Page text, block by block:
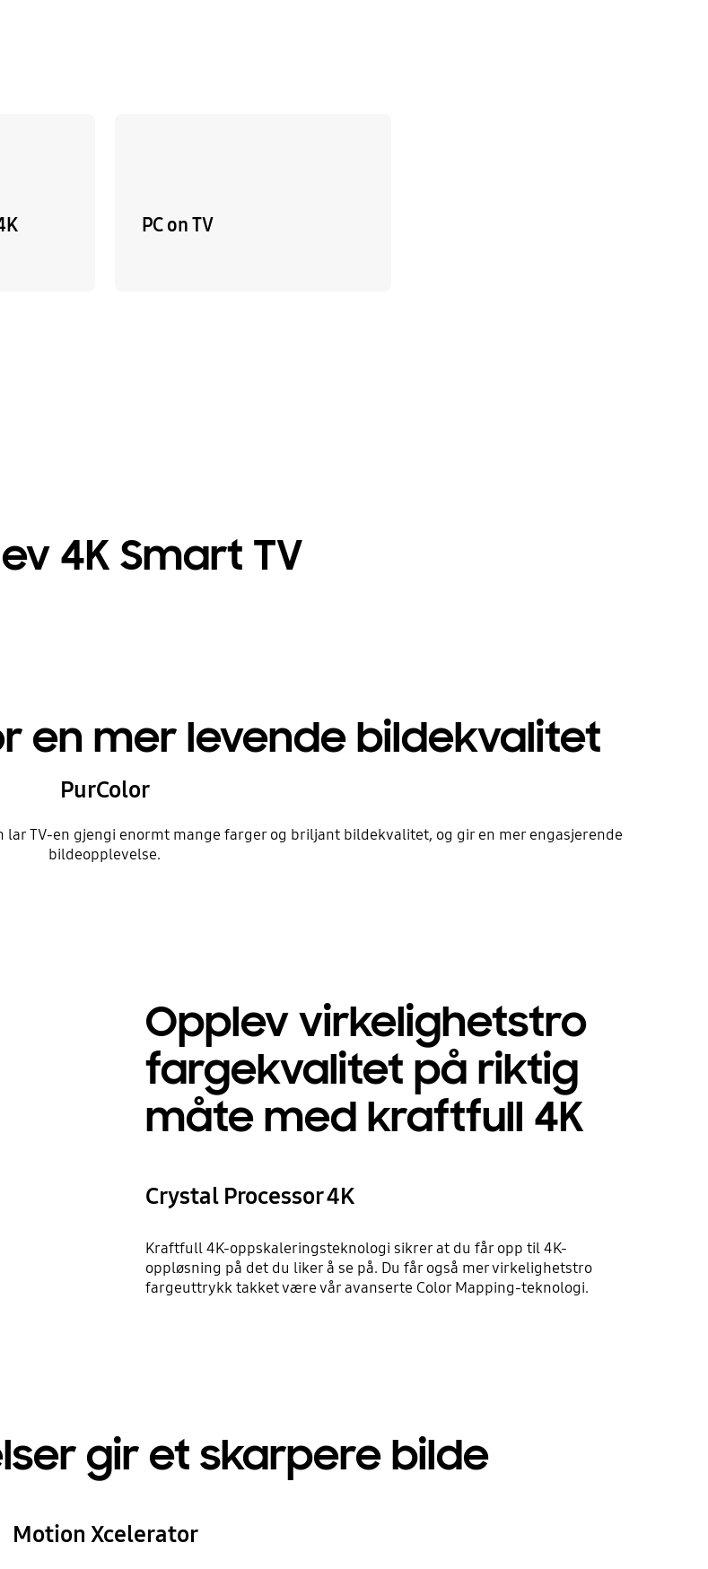
PC on TV
4K Smart TV
en mer levende bildekvalitet
PurColor
TV-en gjengi enormt mange farger og briljant bildekvalitet, og gir en mer engasjerende
bildeopplevelse.
Opplev virkelighetstro
fargekvalitet på riktig
måte med kraftfull 4K
Crystal Processor 4K
Kraftfull 4K-oppskaleringsteknologi sikrer at du får opp til 4K-
oppløsning på det du liker å se på. Du får også mer virkelighetstro
fargeuttrykk takket være vår avanserte Color Mapping-teknologi.
gir et skarpere bilde
Motion Xcelerator